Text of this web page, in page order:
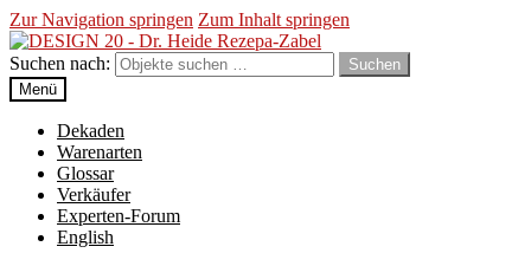
Zur Navigation springen Zum Inhalt springen
Suchen nach:
Suchen
Menü
Dekaden
Warenarten
Glossar
Verkäufer
Experten-Forum
English